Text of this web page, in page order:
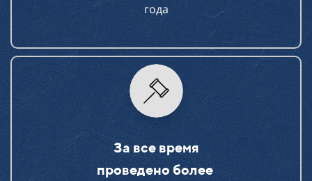
года
За все время
проведено более